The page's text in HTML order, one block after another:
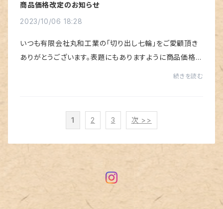
商品価格改定のお知らせ
2023/10/06 18:28
いつも有限会社丸和工業の「切り出し七輪」をご愛顧頂き
ありがとうございます。表題にもありますように商品価格の
改定を２０２３年１１月１日(水)よりさせて頂きます。昨今
続きを読む
1 2 3 次 >>